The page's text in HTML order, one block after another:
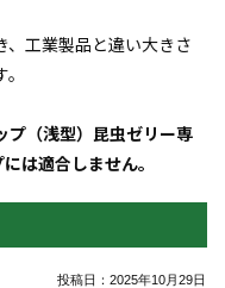
、工業製品と違い大きさ
（浅型）昆虫ゼリー専
は適合しません。
投稿日： 2025年10月29日